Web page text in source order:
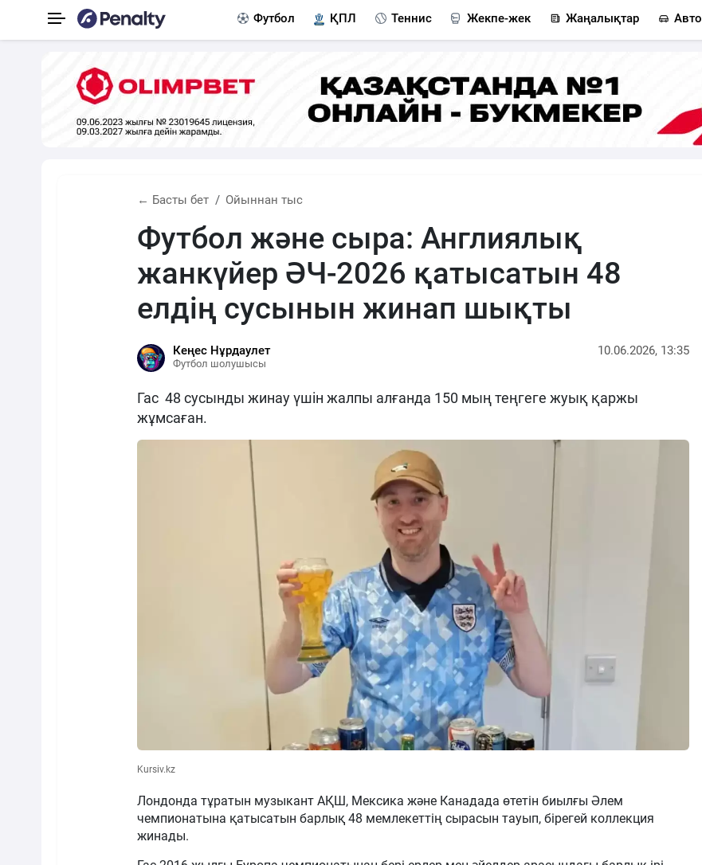
Футбол ҚПЛ Теннис Жекпе-жек Жаңалықтар Авто
← Басты бет Ойыннан тыс
Футбол және сыра: Англиялық
жанкүйер ӘЧ-2026 қатысатын 48
елдің сусынын жинап шықты
Кеңес Нұрдаулет
Футбол шолушысы
10.06.2026, 13:35
Гас 48 сусынды жинау үшін жалпы алғанда 150 мың теңгеге жуық қаржы
жұмсаған.
Kursiv.kz
Лондонда тұратын музыкант АҚШ, Мексика және Канадада өтетін биылғы Әлем
чемпионатына қатысатын барлық 48 мемлекеттің сырасын тауып, бірегей коллекция
жинады.